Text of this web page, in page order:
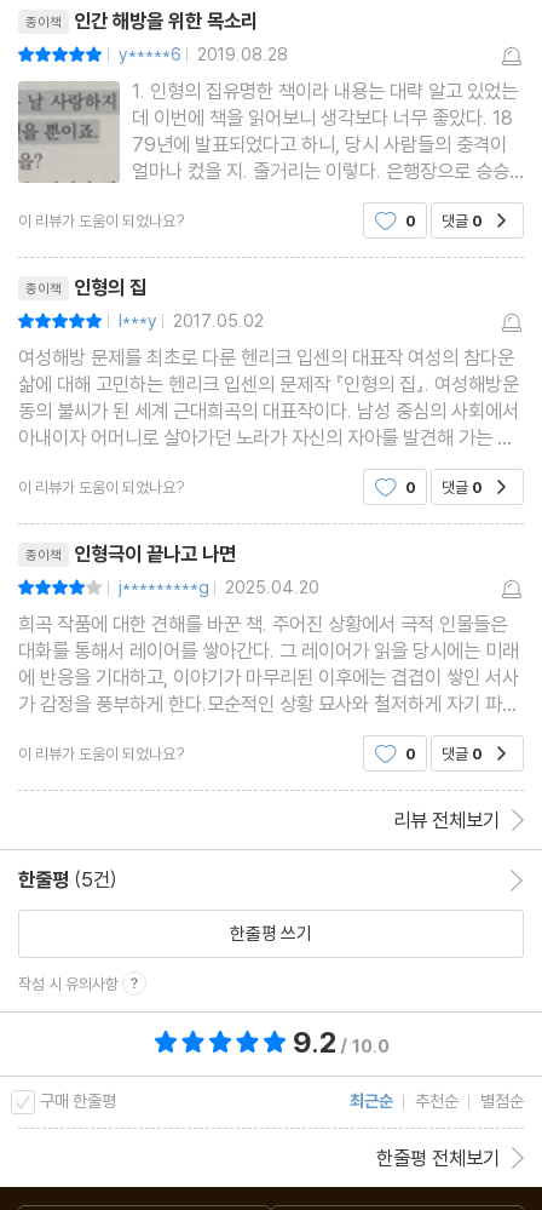
종이책 인간 해방을 위한 목소리
| y*****6 | 2019.08.28
1. 인형의 집유명한 책이라 내용는 대략 알고 있었는
데 이번에 책을 읽어보니 생각보다 너무 좋았다. 18
79년에 발표되었다고 하니, 당시 사람들의 충격이
얼마나 컸을 지. 줄거리는 이렇다. 은행장으로 승승
장구하는 남편, 예쁜 아이들을 둔 노라는 남편에게
종달새, 다람쥐 라는 애칭으로 불리며 사랑을 받는
는 남편을 구하기 위해 서
이 리뷰가 도움이 되었나요? 0 댓글 0
종이책 인형의 집
| l***y | 2017.05.02
여성해방 문제를 최초로 다룬 헨리크 입센의 대표작 여성의 참다운
삶에 대해 고민하는 헨리크 입센의 문제작 『인형의 집』. 여성해방운
동의 불씨가 된 세계 근대희곡의 대표작이다. 남성 중심의 사회에서
아내이자 어머니로 살아가던 노라가 자신의 자아를 발견해 가는 과
정을 그리고 있다. 어머니이기 이전에 한 사람의 인간으로서 살고자
했던 노라의 삶을 통해 여성은 아이를 낳고
이 리뷰가 도움이 되었나요? 0 댓글 0
종이책 인형극이 끝나고 나면
| j*********g | 2025.04.20
희곡 작품에 대한 견해를 바꾼 책. 주어진 상황에서 극적 인물들은
대화를 통해서 레이어를 쌓아간다. 그 레이어가 읽을 당시에는 미래
에 반응을 기대하고, 이야기가 마무리된 이후에는 겹겹이 쌓인 서사
가 감정을 풍부하게 한다.모순적인 상황 묘사와 철저하게 자기 파괴
적인 면, 모순적인 인간 군상에 대한 묘사 그리고 희망을 놓치지 않
고자 노력했던 점이 인형의 집 부분에서 가장 인
이 리뷰가 도움이 되었나요? 0 댓글 0
리뷰 전체보기
한줄평 (5건)
한줄평 쓰기
작성 시 유의사항
9.2 / 10.0
구매 한줄평 최근순 추천순 별점순
한줄평 전체보기